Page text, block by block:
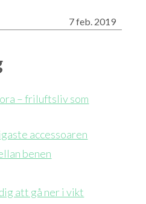
7 feb. 2019
– friluftsliv som
accessoaren
benen
att gå ner i vikt